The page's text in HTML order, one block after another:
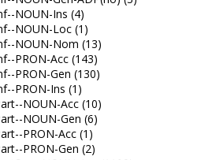
NOUN-Ins (4)
NOUN-Loc (1)
NOUN-Nom (13)
PRON-Acc (143)
PRON-Gen (130)
PRON-Ins (1)
NOUN-Acc (10)
NOUN-Gen (6)
PRON-Acc (1)
PRON-Gen (2)